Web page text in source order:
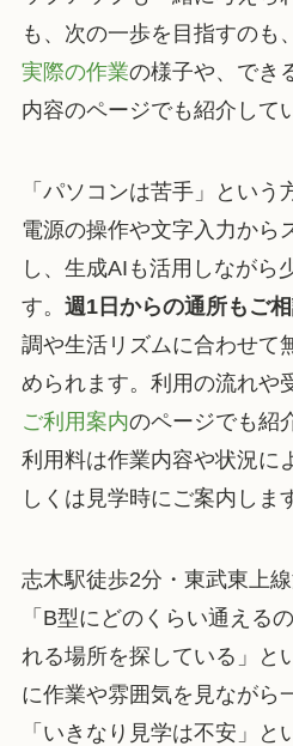
も、次の一歩を目指すのも
実際の作業の様子や、でき
内容のページでも紹介して
「パソコンは苦手」という
電源の操作や文字入力から
し、生成AIも活用しながら
す。 週1日からの通所もご
調や生活リズムに合わせて
められます。利用の流れや
ご利用案内のページでも紹
利用料は作業内容や状況に
しくは見学時にご案内しま
志木駅徒歩2分・東武東上
「B型にどのくらい通える
れる場所を探している」と
に作業や雰囲気を見ながら
「いきなり見学は不安」と